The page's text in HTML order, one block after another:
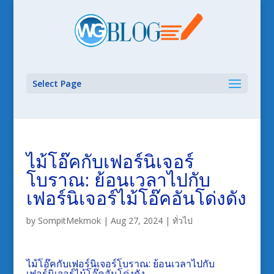
Select Page
ไม้โอ๊คกับเฟอร์นิเจอร์
โบราณ: ย้อนเวลาไปกับ
เฟอร์นิเจอร์ไม้โอ๊คอันโด่งดัง
by SompitMekmok| Aug 27, 2024| ทั่วไป
ไม้โอ๊คกับเฟอร์นิเจอร์โบราณ: ย้อนเวลาไปกับ